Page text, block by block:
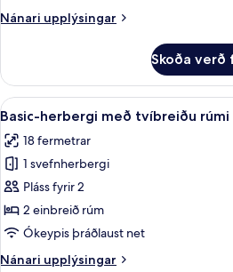
nuddbaðker
Nánari upplýsingar
Nánari
herbergi
með
tvíbreiðu
nuddbaðker
(2
adults)
Skoða verð
Skoða
allar
myndir
fyrir
Basic-
herbergi
með
5
Basic-herbergi með tvíbreiðu rúmi
18 fermetrar
1 svefnherbergi
Pláss fyrir 2
2 einbreið rúm
Ókeypis þráðlaust net
Nánari upplýsingar
Nánari